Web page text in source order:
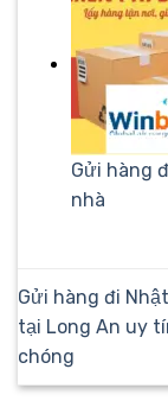
Gửi hàng
nhà
Gửi hàng đi
tại Long An uy
chóng